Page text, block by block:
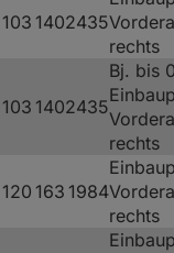
103 1402435
rechts
103 1402435
Bj. bis
rechts
120 163 1984
rechts